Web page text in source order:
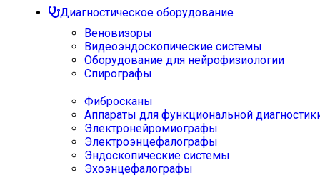
Диагностическое оборудование
Веновизоры
Видеоэндоскопические системы
Оборудование для нейрофизиологии
Спирографы
Фибросканы
Аппараты для функциональной
Электронейромиографы
Электроэнцефалографы
Эндоскопические системы
Эхоэнцефалографы